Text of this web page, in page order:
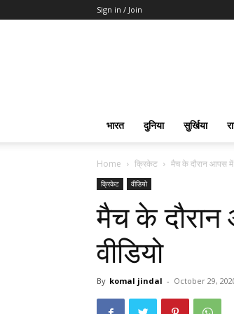
Sign in / Join
भारत दुनिया सुर्खिया
Home क्रिकेट मैच के दौरान आपस में
क्रिकेट वीडियो
मैच के
वीडियो
By komal jindal - October 29,